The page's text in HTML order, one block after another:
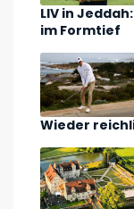
LIV in
im Formtief
Wieder